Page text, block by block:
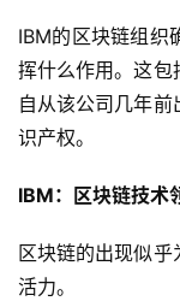
IBM的区块链组织
挥什么作用。这包
自从该公司几年
识产权。
IBM：区块链技术
区块链的出现似
活力。